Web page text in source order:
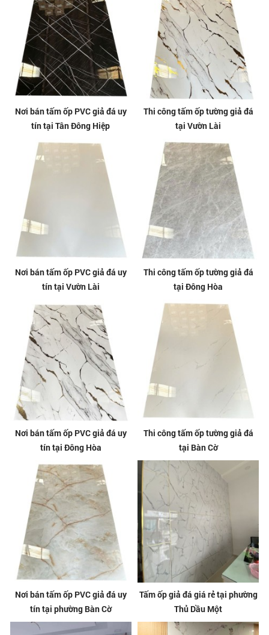
Nơi bán tấm ốp PVC giả đá uy
tín tại Tân Đông Hiệp
Thi công tấm ốp tường giả đá
tại Vườn Lài
Nơi bán tấm ốp PVC giả đá uy
tín tại Vườn Lài
Thi công tấm ốp tường giả đá
tại Đông Hòa
Nơi bán tấm ốp PVC giả đá uy
tín tại Đông Hòa
Thi công tấm ốp tường giả đá
tại Bàn Cờ
Nơi bán tấm ốp PVC giả đá uy
tín tại phường Bàn Cờ
Tấm ốp giả đá giá rẻ tại phường
Thủ Dầu Một